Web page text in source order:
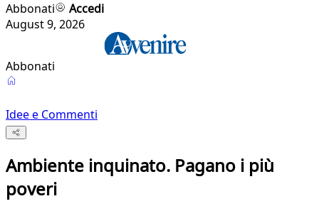
Abbonati
Accedi
August 9, 2026
Abbonati
Idee e Commenti
Ambiente inquinato. Pagano i più
poveri